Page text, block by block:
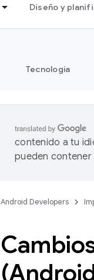
Diseño y
Tecnología
contenido a tu
pueden contener
Android Developers